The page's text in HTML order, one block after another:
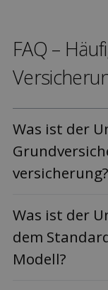
FAQ –
Was ist der
versicherung?
Was ist der
dem
Modell?